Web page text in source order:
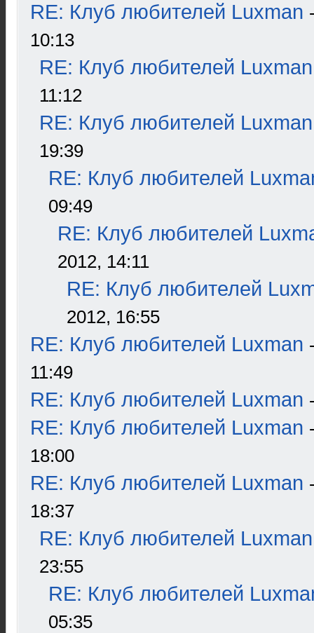
RE: Клуб любителей Luxman
10:13
RE: Клуб любителей Luxman
11:12
RE: Клуб любителей Luxman
19:39
RE: Клуб любителей
09:49
RE: Клуб любителей
2012, 14:11
RE: Клуб любителей
2012, 16:55
RE: Клуб любителей Luxman
11:49
RE: Клуб любителей Luxman
RE: Клуб любителей Luxman
18:00
RE: Клуб любителей Luxman
18:37
RE: Клуб любителей Luxman
23:55
RE: Клуб любителей
05:35